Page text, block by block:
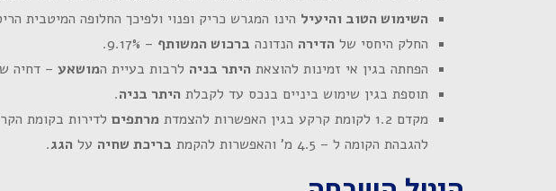
השימוש הטוב והיעיל הינו המגרש כריק ופנוי ולפיכך החלופה המיטבית
החלק היחסי של הדירה הנדונה ברכוש המשותף – 9.17%.
הפחתה בגין אי זמינות להוצאת היתר בניה לרבות בעיית המושאע – דחיה של 7 שנים בשיעור היוון
תוספת בגין שימוש ביניים בנכס עד לקבלת היתר בניה.
מקדם 1.2 לקומת קרקע בגין האפשרות להצמדת
מרתפים לדירות בקומת
להגבהת הקומה ל – 4.5 מ' והאפשרות להקמת
בריכת שחיה על הגג.